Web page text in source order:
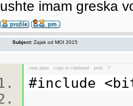
ushte imam greska
Subject: Zajak od MOI 2015
view plain copy to clipboard print ?
#include